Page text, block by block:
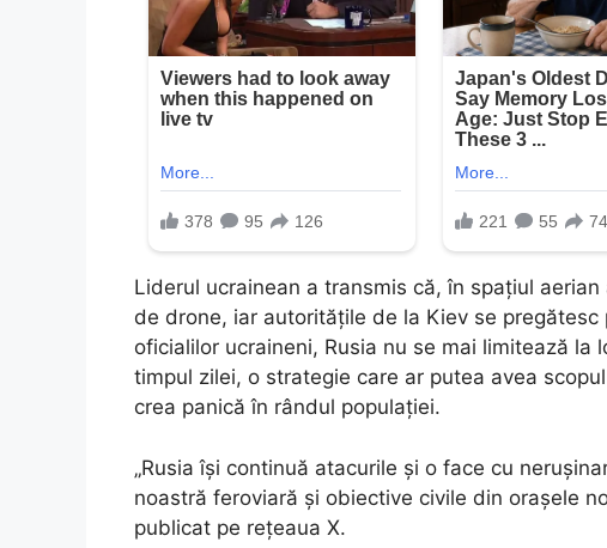
Liderul ucrainean a transmis că, în spațiul
de drone, iar autoritățile de la Kiev se
oficialilor ucraineni, Rusia nu se mai limitează
timpul zilei, o strategie care ar putea avea
crea panică în rândul populației.
„Rusia își continuă atacurile și o face cu
noastră feroviară și obiective civile din orașele
publicat pe rețeaua X.